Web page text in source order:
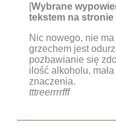
[Wybrane
tekstem na stronie
Nic nowego, nie
grzechem jest
pozbawianie się
ilość alkoholu,
znaczenia.
tttreerrrrfff